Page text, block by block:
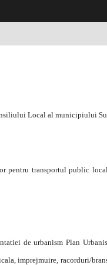
Local al municipiului
pentru transportul public
de urbanism Plan
imprejmuire, racorduri/